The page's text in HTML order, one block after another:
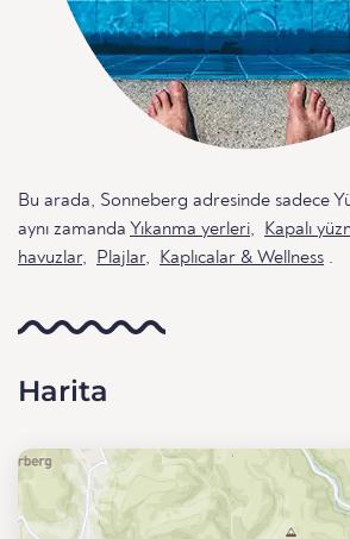
Bu arada, Sonneberg adresinde sadece
aynı zamanda Yıkanma yerleri, Kapalı
havuzlar, Plajlar, Kaplıcalar & Wellness .
Harita